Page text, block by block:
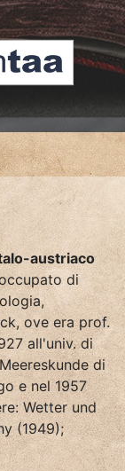
austriaco
di
ove era prof.
all'univ. di
di
e nel 1957
Wetter und
(1949);